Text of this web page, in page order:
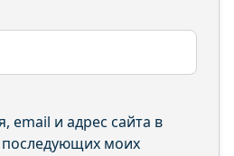
email и адрес сайта в
последующих моих